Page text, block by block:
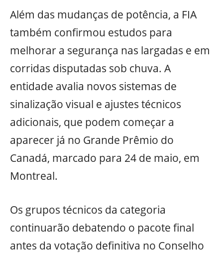
Além das mudanças de potência, a FIA
também confirmou estudos para
melhorar a segurança nas largadas e em
corridas disputadas sob chuva. A
entidade avalia novos sistemas de
sinalização visual e ajustes técnicos
adicionais, que podem começar a
aparecer já no Grande Prêmio do
Canadá, marcado para 24 de maio, em
Montreal.
Os grupos técnicos da categoria
continuarão debatendo o pacote final
antes da votação definitiva no Conselho